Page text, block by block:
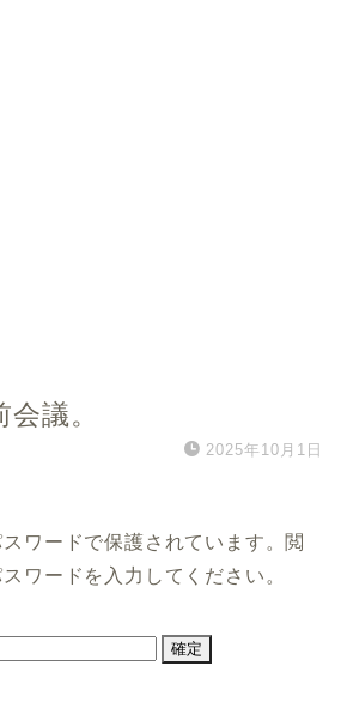
議。
2025年10月1日
ワードで保護されています。閲
ワードを入力してください。